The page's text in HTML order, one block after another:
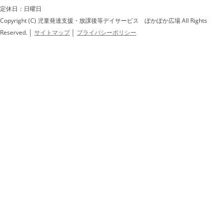
定休日：日曜日
Copyright (C) 児童発達支援・放課後等デイサービス ぽかぽか広場 All Rights
Reserved.
サイトマップ プライバシーポリシー